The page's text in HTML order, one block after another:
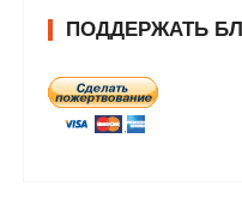
ПОДДЕРЖАТЬ